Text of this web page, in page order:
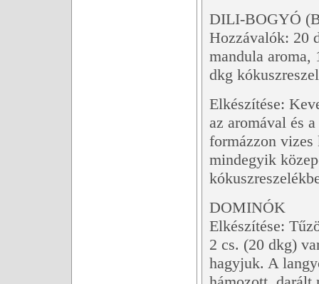
DILI-BOGYÓ
Hozzávalók: 20
mandula aroma,
dkg
Elkészítése:
az aromával és
formázzon
mindegyik
DOMINÓK
Elkészítése:
2 cs. (20 dkg)
hagyjuk. A